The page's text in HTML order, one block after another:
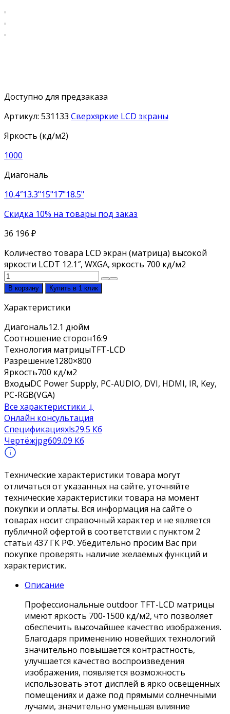
Доступно для предзаказа
Артикул: 531133 Сверхяркие LCD экраны
Яркость (кд/м2)
1000
Диагональ
10.4″13.3"15"17"18.5"
Скидка 10% на товары под заказ
36 196 ₽
Количество товара LCD экран (матрица) высокой
яркости LCDT 12.1″, WXGA, яркость 700 кд/м2
В корзину Купить в 1 клик
Характеристики
Диагональ12.1 дюйм
Соотношение сторон16:9
Технология матрицыTFT-LCD
Разрешение1280×800
Яркость700 кд/м2
ВходыDC Power Supply, PC-AUDIO, DVI, HDMI, IR, Key,
PC-RGB(VGA)
Все характеристики ↓
Онлайн консультация
Спецификацияxls29.5 Кб
Чертёжjpg609.09 Кб
Технические характеристики товара могут
отличаться от указанных на сайте, уточняйте
технические характеристики товара на момент
покупки и оплаты. Вся информация на сайте о
товарах носит справочный характер и не является
публичной офертой в соответствии с пунктом 2
статьи 437 ГК РФ. Убедительно просим Вас при
покупке проверять наличие желаемых функций и
характеристик.
Описание
Профессиональные outdoor TFT-LCD матрицы
имеют яркость 700-1500 кд/м2, что позволяет
обеспечить высочайшее качество изображения.
Благодаря применению новейших технологий
значительно повышается контрастность,
улучшается качество воспроизведения
изображения, появляется возможность
использовать этот дисплей в ярко освещенных
помещениях и даже под прямыми солнечными
лучами, значительно уменьшая влияние